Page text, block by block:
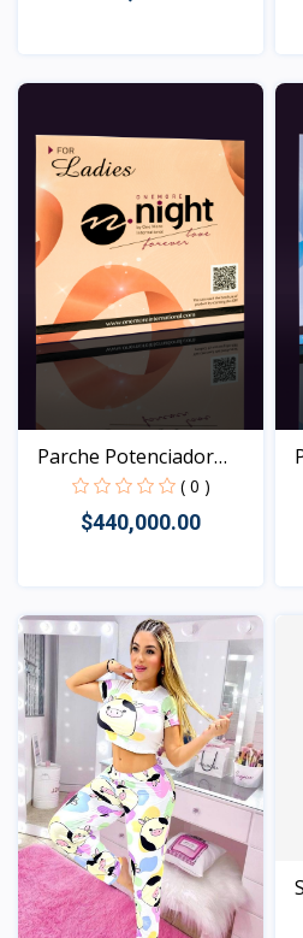
Vista
Parche Potenciador
Sexu...
( 0 )
$440,000.00
Vista